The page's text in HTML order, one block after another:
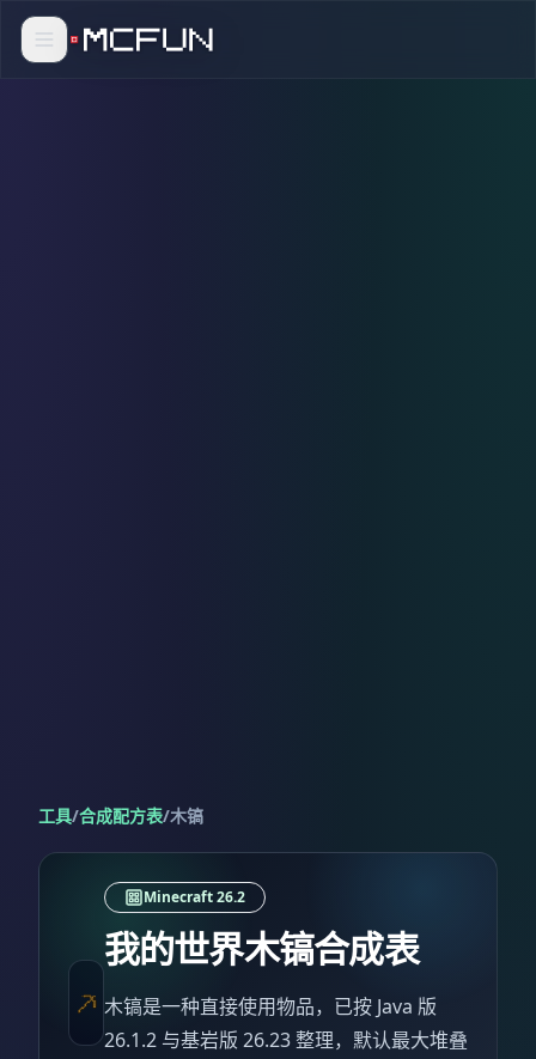
工具/合成配方表/木镐
Minecraft 26.2
我的世界木镐合成表
木镐是一种直接使用物品，已按 Java 版
26.1.2 与基岩版 26.23 整理，默认最大堆叠